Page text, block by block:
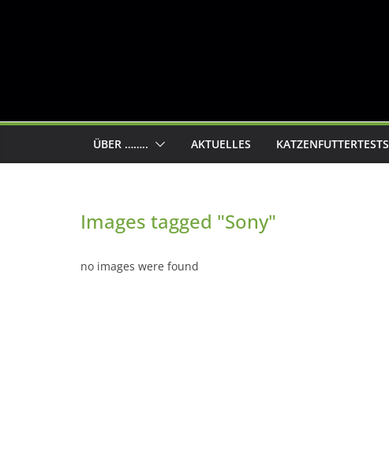
ÜBER …….. AKTUELLES KATZENFUTTERTESTS
Images tagged "Sony"
no images were found